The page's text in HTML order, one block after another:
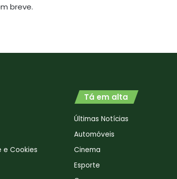
breve.
e Cookies
Tá em alta
Últimas Notícias
Automóveis
Cinema
Esporte